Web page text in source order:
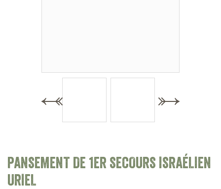
PANSEMENT DE 1ER SECOURS ISRAÉLIEN
URIEL